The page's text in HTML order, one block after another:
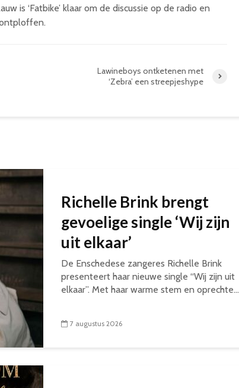
is ‘Fatbike’ klaar om de discussie op de radio en
Lawineboys ontketenen met
‘Zebra’ een streepjeshype
Richelle Brink brengt
gevoelige single ‘Wij zijn
uit elkaar’
De Enschedese zangeres Richelle Brink
presenteert haar nieuwe single “Wij zijn uit
elkaar”. Met haar warme stem en oprechte...
7 augustus 2026